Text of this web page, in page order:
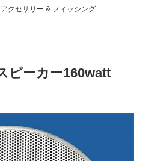
アクセサリー & フィッシング
ピーカー160watt